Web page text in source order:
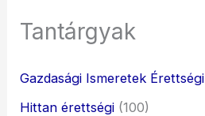
Tantárgyak
Gazdasági Ismeretek Érettségi
Hittan érettségi (100)